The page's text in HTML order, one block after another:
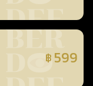
฿ 599